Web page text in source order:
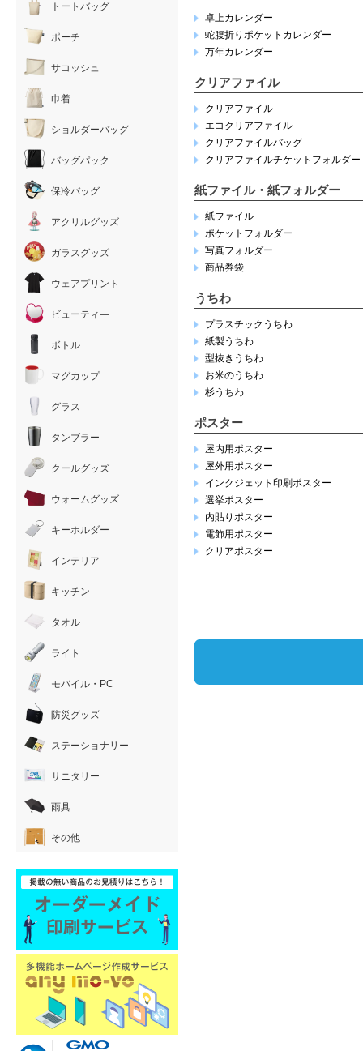
卓上カレンダー
蛇腹折りポケットカレンダー
万年カレンダー
クリアファイル
クリアファイル
エコクリアファイル
クリアファイルバッグ
クリアファイルチケットフォルダー
紙ファイル・紙フォルダー
紙ファイル
ポケットフォルダー
写真フォルダー
商品券袋
うちわ
プラスチックうちわ
紙製うちわ
型抜きうちわ
お米のうちわ
杉うちわ
ポスター
屋内用ポスター
屋外用ポスター
インクジェット印刷ポスター
選挙ポスター
内貼りポスター
電飾用ポスター
クリアポスター
トートバッグ
ポーチ
サコッシュ
巾着
ショルダーバッグ
バッグパック
保冷バッグ
アクリルグッズ
ガラスグッズ
ウェアプリント
ビューティ―
ボトル
マグカップ
グラス
タンブラー
クールグッズ
ウォームグッズ
キーホルダー
インテリア
キッチン
タオル
ライト
モバイル・PC
防災グッズ
ステーショナリー
サニタリー
雨具
その他